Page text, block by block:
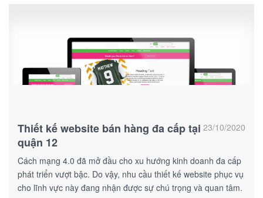
23/10/2020
Thiết kế website bán hàng đa cấp tại
quận 12
Cách mạng 4.0 đã mở đầu cho xu hướng kinh doanh đa cấp
phát triển vượt bậc. Do vậy, nhu cầu thiết kế website phục vụ
cho lĩnh vực này đang nhận được sự chú trọng và quan tâm.